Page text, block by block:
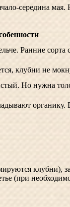
середина мая.
Ранние сорта
клубни не
Но нужна
органику.
клубни),
(при